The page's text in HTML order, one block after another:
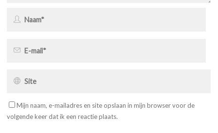
Mijn naam, e-mailadres en site opslaan in mijn browser voor de
volgende keer dat ik een reactie plaats.